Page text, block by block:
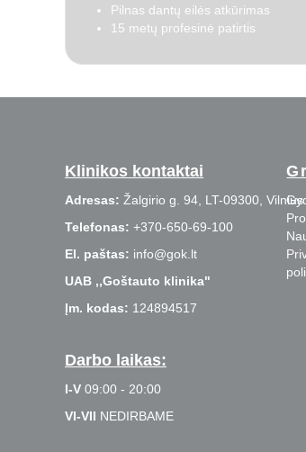
Pilnas dantų eilės atkūrimas
15 metų profesinė patirtis
Klinikos kontaktai
Adresas: Žalgirio g. 94, LT-09300, Vilnius
Telefonas: +370-650-69-100
El. paštas: info@gok.lt
UAB ,,Goštauto klinika"
Įm. kodas: 124894517
Darbo laikas:
I-V 09:00 - 20:00
VI-VII NEDIRBAME